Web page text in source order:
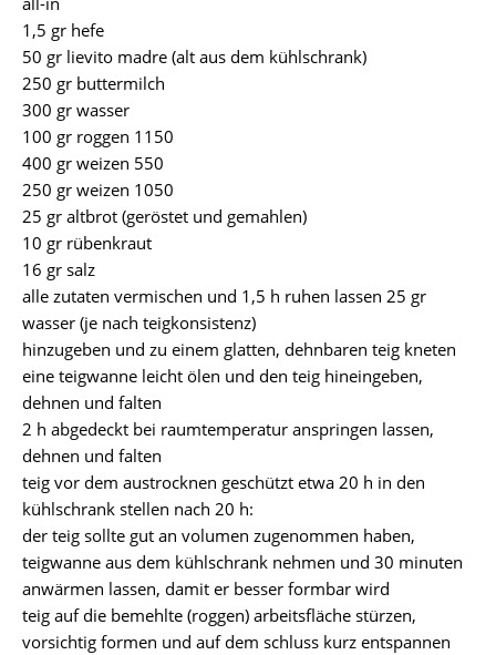
1,5 gr hefe
50 gr lievito madre (alt aus dem kühlschrank)
250 gr buttermilch
300 gr wasser
100 gr roggen 1150
400 gr weizen 550
250 gr weizen 1050
25 gr altbrot (geröstet und gemahlen)
10 gr rübenkraut
16 gr salz
alle zutaten vermischen und 1,5 h ruhen lassen 25 gr
wasser (je nach teigkonsistenz)
hinzugeben und zu einem glatten, dehnbaren teig kneten
eine teigwanne leicht ölen und den teig hineingeben,
dehnen und falten
2 h abgedeckt bei raumtemperatur anspringen lassen,
dehnen und falten
teig vor dem austrocknen geschützt etwa 20 h in den
kühlschrank stellen nach 20 h:
der teig sollte gut an volumen zugenommen haben,
teigwanne aus dem kühlschrank nehmen und 30 minuten
anwärmen lassen, damit er besser formbar wird
teig auf die bemehlte (roggen) arbeitsfläche stürzen,
vorsichtig formen und auf dem schluss kurz entspannen